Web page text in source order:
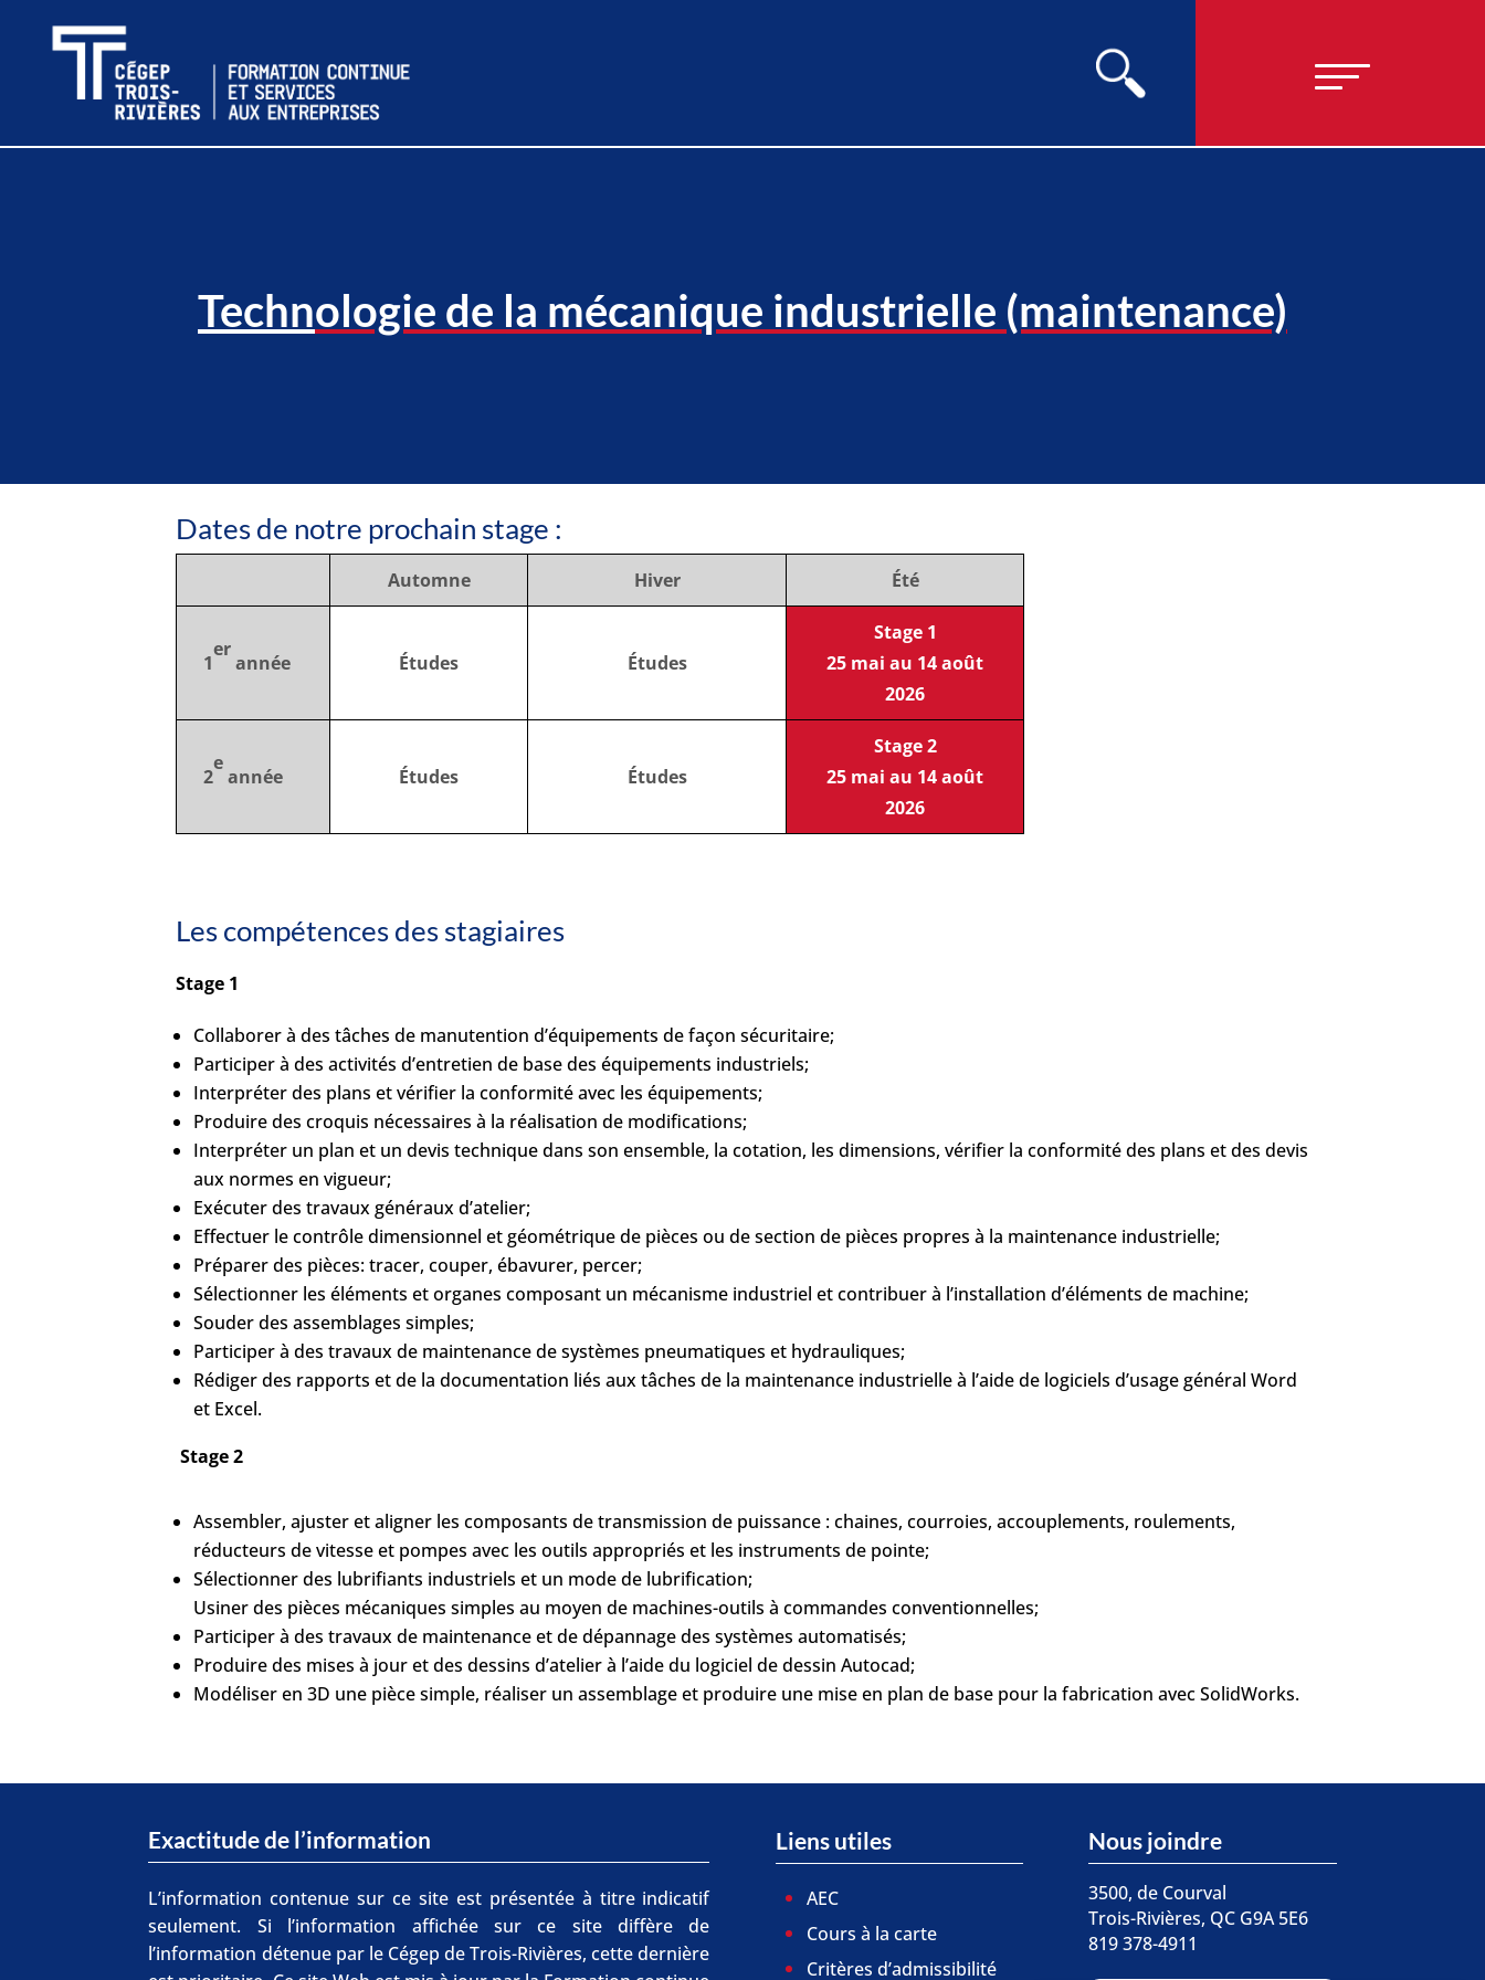
Technologie de la mécanique industrielle (maintenance)
Dates de notre prochain stage :
Automne Hiver Été
1
er
année Études Études
Stage 1
25 mai au 14 août
2026
2
e
année Études Études
Stage 2
25 mai au 14 août
2026
Les compétences des stagiaires
Stage 1
Collaborer à des tâches de manutention d’équipements de façon sécuritaire;
Participer à des activités d’entretien de base des équipements industriels;
Interpréter des plans et vérifier la conformité avec les équipements;
Produire des croquis nécessaires à la réalisation de modifications;
Interpréter un plan et un devis technique dans son ensemble, la cotation, les dimensions, vérifier la conformité des plans et des devis
aux normes en vigueur;
Exécuter des travaux généraux d’atelier;
Effectuer le contrôle dimensionnel et géométrique de pièces ou de section de pièces propres à la maintenance industrielle;
Préparer des pièces: tracer, couper, ébavurer, percer;
Sélectionner les éléments et organes composant un mécanisme industriel et contribuer à l’installation d’éléments de machine;
Souder des assemblages simples;
Participer à des travaux de maintenance de systèmes pneumatiques et hydrauliques;
Rédiger des rapports et de la documentation liés aux tâches de la maintenance industrielle à l’aide de logiciels d’usage général Word
et Excel.
Stage 2
Assembler, ajuster et aligner les composants de transmission de puissance : chaines, courroies, accouplements, roulements,
réducteurs de vitesse et pompes avec les outils appropriés et les instruments de pointe;
Sélectionner des lubrifiants industriels et un mode de lubrification;
Usiner des pièces mécaniques simples au moyen de machines-outils à commandes conventionnelles;
Participer à des travaux de maintenance et de dépannage des systèmes automatisés;
Produire des mises à jour et des dessins d’atelier à l’aide du logiciel de dessin Autocad;
Modéliser en 3D une pièce simple, réaliser un assemblage et produire une mise en plan de base pour la fabrication avec SolidWorks.
Exactitude de l’information
L’information contenue sur ce site est présentée à titre indicatif
seulement. Si l’information affichée sur ce site diffère de
l’information détenue par le Cégep de Trois-Rivières, cette dernière
Liens utiles
AEC
Cours à la carte
Critères d’admissibilité
Nous joindre
3500, de Courval
Trois-Rivières, QC G9A 5E6
819 378-4911